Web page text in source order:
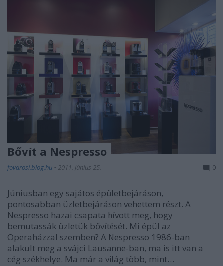
Bővít a Nespresso
fovarosi.blog.hu • 2011. június 25. 0
Júniusban egy sajátos épületbejáráson,
pontosabban üzletbejáráson vehettem részt. A
Nespresso hazai csapata hívott meg, hogy
bemutassák üzletük bővítését. Mi épül az
Operaházzal szemben? A Nespresso 1986-ban
alakult meg a svájci Lausanne-ban, ma is itt van a
cég székhelye. Ma már a világ több, mint…